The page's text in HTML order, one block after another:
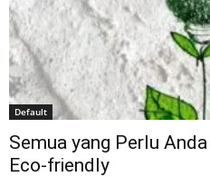
Default
Semua yang Perlu
Eco-friendly